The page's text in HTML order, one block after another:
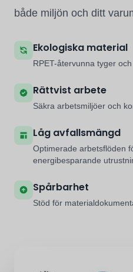
både miljön och ditt
Ekologiska material
RPET-återvunna tyger
Rättvist arbete
Säkra arbetsmiljöer och
Låg avfallsmängd
Optimerade arbetsflöden
energibesparande
Spårbarhet
Stöd för